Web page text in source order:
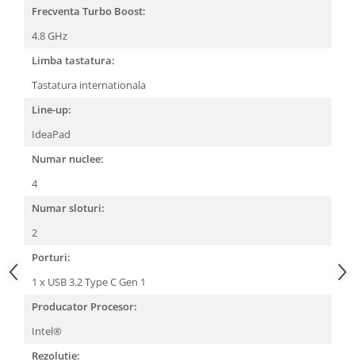
Frecventa Turbo Boost:
4.8 GHz
Limba tastatura:
Tastatura internationala
Line-up:
IdeaPad
Numar nuclee:
4
Numar sloturi:
2
Porturi:
1 x USB 3.2 Type C Gen 1
Producator Procesor:
Intel®
Rezolutie: